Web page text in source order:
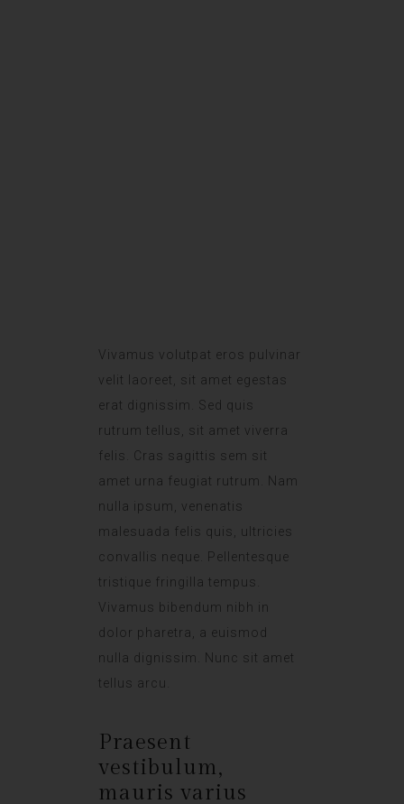
Vivamus volutpat eros pulvinar
velit laoreet, sit amet egestas
erat dignissim. Sed quis
rutrum tellus, sit amet viverra
felis. Cras sagittis sem sit
amet urna feugiat rutrum. Nam
nulla ipsum, venenatis
malesuada felis quis, ultricies
convallis neque. Pellentesque
tristique fringilla tempus.
Vivamus bibendum nibh in
dolor pharetra, a euismod
nulla dignissim. Nunc sit amet
tellus arcu.
Praesent
vestibulum,
mauris varius